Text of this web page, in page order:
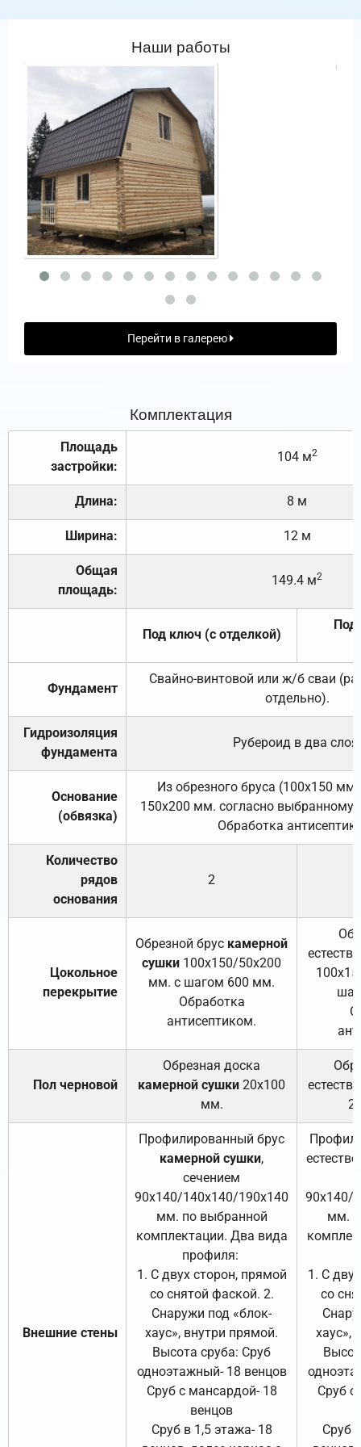
Наши работы
Перейти в галерею
Комплектация
Площадь
застройки:
104 м2
Длина: 8 м
Ширина: 12 м
Общая
площадь:
149.4 м2
Под ключ (с отделкой)
Под
Фундамент
Свайно-винтовой или ж/б сваи
отдельно).
Гидроизоляция
фундамента
Рубероид в два слоя.
Основание
(обвязка)
Из обрезного бруса (100х150
150х200 мм. согласно выбранному
Обработка
Количество
рядов
основания
2
Цокольное
перекрытие
Обрезной брус камерной
сушки 100х150/50х200
мм. с шагом 600 мм.
Обработка
антисептиком.
Пол черновой
Обрезная доска
камерной сушки 20х100
мм.
Внешние стены
Профилированный брус
камерной сушки,
сечением
90х140/140х140/190х140
мм. по выбранной
комплектации. Два вида
профиля:
1. С двух сторон, прямой
со снятой фаской. 2.
Снаружи под «блок-
хаус», внутри прямой.
Высота сруба: Сруб
одноэтажный- 18 венцов
Сруб с мансардой- 18
венцов
Сруб в 1,5 этажа- 18
90х140/
мм.
1. С
со
хаус»,
Сруб с
Сруб